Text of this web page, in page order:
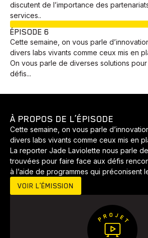
Bingo
Histoires Pêche
discutent de l’importance des
services..
ÉPISODE 6
Cette semaine, on vous parle
divers labs vivants comme ceux mis en
On vous parle de diverses solutions
défis...
À PROPOS DE L’ÉPISODE
Cette semaine, on vous parle
divers labs vivants comme ceux mis en
La reporter Jade Laviolette nous parle
trouvées pour faire face aux défis
à l’aide de programmes qui préconisent
VOIR L’ÉMISSION